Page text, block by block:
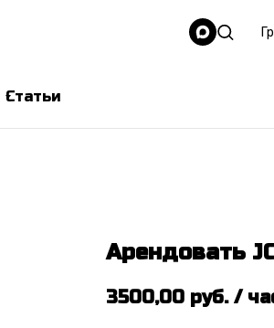
Статьи
Арендовать
3500,00 руб. /